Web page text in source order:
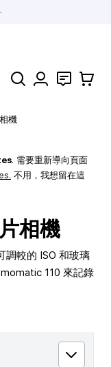
Search 聯絡 購物車
機
. 需要重新導向頁面
. 不用，我想留在這
相機
調較的 ISO 和玻璃
110 來記錄